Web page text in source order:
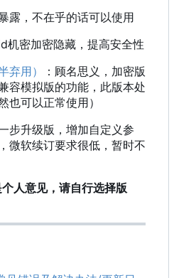
露，不在乎的话可以使用
机密加密隐藏，提高安全性
弃用）
：顾名思义，加密版
容模拟版的功能，此版本处
也可以正常使用）
步升级版，增加自定义参
微软续订要求很低，暂时不
人意见，请自行选择版